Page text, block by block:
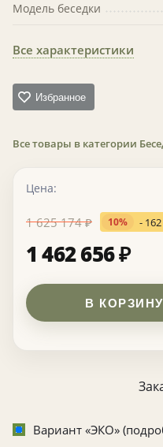
Модель беседки
Все характеристики
Избранное
Все товары в категории
Цена:
1 625 174₽ 10% -
1 462 656₽
В КОРЗИНУ
Вариант «ЭКО»